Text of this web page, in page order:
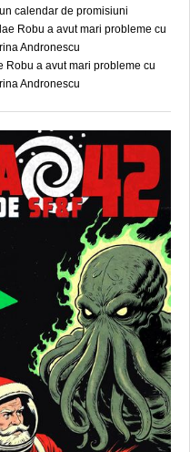
calendar de promisiuni
Robu a avut mari probleme cu
Andronescu
Robu a avut mari probleme cu
Andronescu